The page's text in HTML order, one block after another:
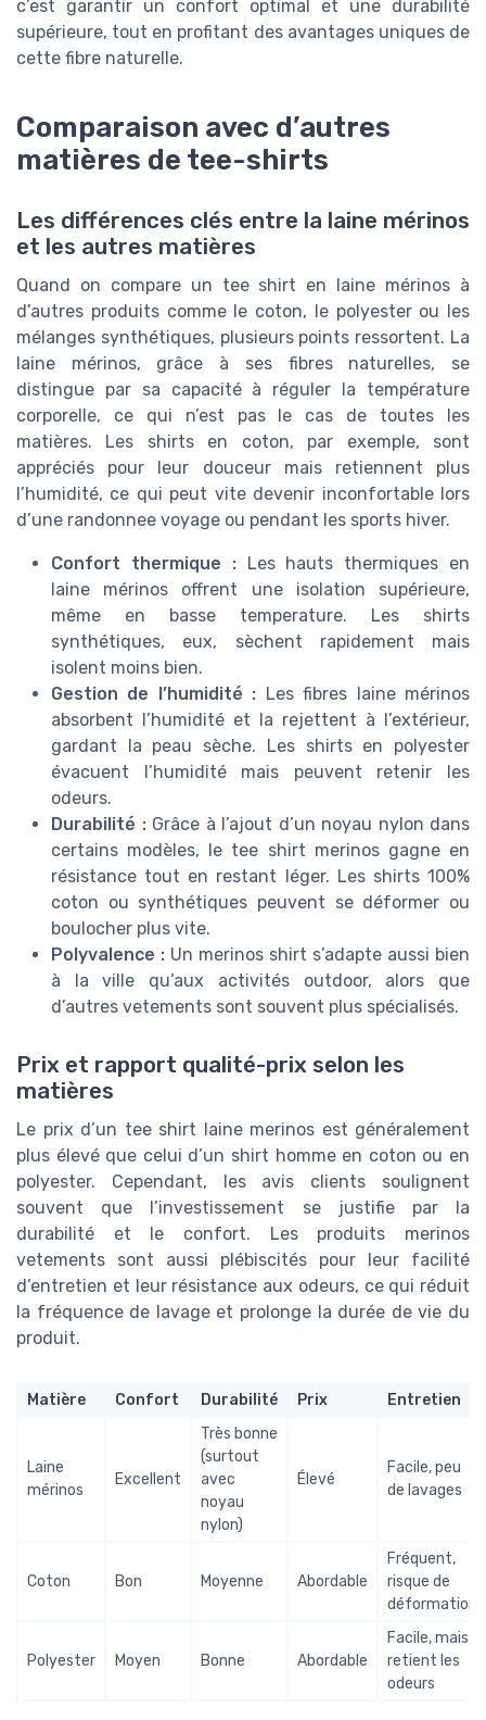
c’est garantir un confort optimal et une durabilité
supérieure, tout en profitant des avantages uniques de
cette fibre naturelle.
Comparaison avec d’autres
matières de tee-shirts
Les différences clés entre la laine mérinos
et les autres matières
Quand on compare un tee shirt en laine mérinos à
d’autres produits comme le coton, le polyester ou les
mélanges synthétiques, plusieurs points ressortent. La
laine mérinos, grâce à ses fibres naturelles, se
distingue par sa capacité à réguler la température
corporelle, ce qui n’est pas le cas de toutes les
matières. Les shirts en coton, par exemple, sont
appréciés pour leur douceur mais retiennent plus
l’humidité, ce qui peut vite devenir inconfortable lors
d’une randonnee voyage ou pendant les sports hiver.
Confort thermique :Les hauts thermiques en
laine mérinos offrent une isolation supérieure,
même en basse temperature. Les shirts
synthétiques, eux, sèchent rapidement mais
isolent moins bien.
Gestion de l’humidité : Les fibres laine mérinos
absorbent l’humidité et la rejettent à l’extérieur,
gardant la peau sèche. Les shirts en polyester
évacuent l’humidité mais peuvent retenir les
odeurs.
Durabilité :Grâce à l’ajout d’un noyau nylon dans
certains modèles, le tee shirt merinos gagne en
résistance tout en restant léger. Les shirts 100%
coton ou synthétiques peuvent se déformer ou
boulocher plus vite.
Polyvalence : Un merinos shirt s’adapte aussi bien
à la ville qu’aux activités outdoor, alors que
d’autres vetements sont souvent plus spécialisés.
Prix et rapport qualité-prix selon les
matières
Le prix d’un tee shirt laine merinos est généralement
plus élevé que celui d’un shirt homme en coton ou en
polyester. Cependant, les avis clients soulignent
souvent que l’investissement se justifie par la
durabilité et le confort. Les produits merinos
vetements sont aussi plébiscités pour leur facilité
d’entretien et leur résistance aux odeurs, ce qui réduit
la fréquence de lavage et prolonge la durée de vie du
produit.
Matière Confort Durabilité Prix Entretien
Laine
mérinos
Excellent
Très bonne
(surtout
avec
noyau
nylon)
Élevé
Facile, peu
de lavages
Coton Bon Moyenne Abordable
Fréquent,
risque de
déformation
Polyester Moyen Bonne Abordable
Facile, mais
retient les
odeurs